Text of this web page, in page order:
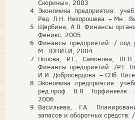
Скорины», 2003
Экономика предприятия:
Ред. Л.Н. Нехорошева. – Мн.:
Щербина, А.В. Финансы
Феникс, 2005
Финансы предприятий: / под
М.: ЮНИТИ, 2004
Попова, Р.Г., Самонова,
Финансы предприятий: /Р.Г.
И.И. Добросердова. – СПб:
Экономика предприятия:
ред.проф. В.Я.
2006.
Васильева, Г.А.
запасов и оборотных